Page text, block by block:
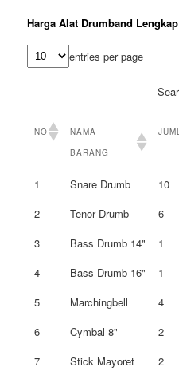
Harga Alat Drumband
entries per page
NO
NAMA
BARANG
1 Snare Drumb 10
2
Tenor Drumb 6
3
Bass Drumb 14" 1
4
Bass Drumb 16" 1
5
Marchingbell 4
6
Cymbal 8" 2
7
Stick Mayoret 2